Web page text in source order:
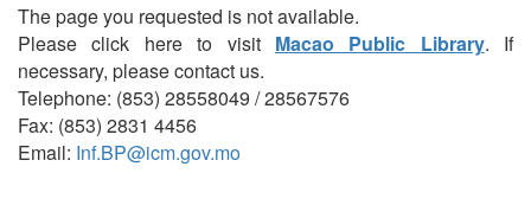
The page you requested is not available.
Please click here to visit Macao Public Library. If
necessary, please contact us.
Telephone: (853) 28558049 / 28567576
Fax: (853) 2831 4456
Email: Inf.BP@icm.gov.mo